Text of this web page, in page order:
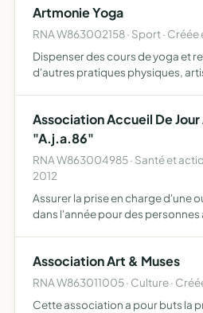
Artmonie Yoga
RNA W863002158 · Sport ·
Dispenser des cours de yoga et
d'autres pratiques physiques,
Association Accueil De
"A.j.a.86"
RNA W863004985 · Santé et
2012
Assurer la prise en charge d'une
dans l'année pour des
jour, recens…
Association Art & Muses
RNA W863011005 · Culture ·
Cette association a pour buts la